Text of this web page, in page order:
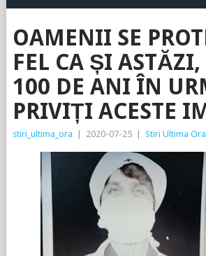
OAMENII SE
FEL CA ȘI
100 DE ANI ÎN
PRIVIȚI ACESTE
stiri_ultima_ora 2020-07-25 Stiri Ultima Ora